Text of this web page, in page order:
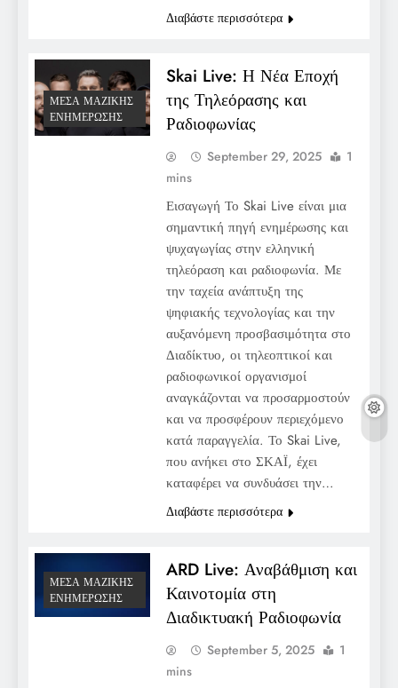
Διαβάστε περισσότερα
ΜΈΣΑ ΜΑΖΙΚΉΣ
ΕΝΗΜΈΡΩΣΗΣ
Skai Live: Η Νέα Εποχή
της Τηλεόρασης και
Ραδιοφωνίας
September 29, 2025
1
mins
Εισαγωγή Το Skai Live είναι μια
σημαντική πηγή ενημέρωσης και
ψυχαγωγίας στην ελληνική
τηλεόραση και ραδιοφωνία. Με
την ταχεία ανάπτυξη της
ψηφιακής τεχνολογίας και την
αυξανόμενη προσβασιμότητα στο
Διαδίκτυο, οι τηλεοπτικοί και
ραδιοφωνικοί οργανισμοί
αναγκάζονται να προσαρμοστούν
και να προσφέρουν περιεχόμενο
κατά παραγγελία. Το Skai Live,
που ανήκει στο ΣΚΑΪ, έχει
καταφέρει να συνδυάσει την…
Διαβάστε περισσότερα
ΜΈΣΑ ΜΑΖΙΚΉΣ
ΕΝΗΜΈΡΩΣΗΣ
ARD Live: Αναβάθμιση και
Καινοτομία στη
Διαδικτυακή Ραδιοφωνία
September 5, 2025
1
mins